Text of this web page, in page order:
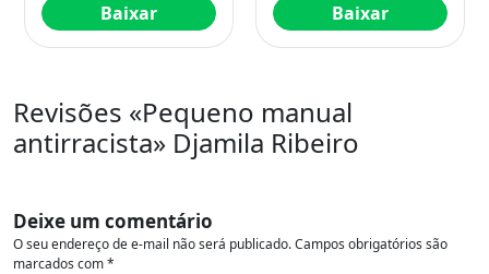
Baixar Baixar
Revisões «Pequeno manual
antirracista» Djamila Ribeiro
Deixe um comentário
O seu endereço de e-mail não será publicado.Campos obrigatórios são
marcados com*